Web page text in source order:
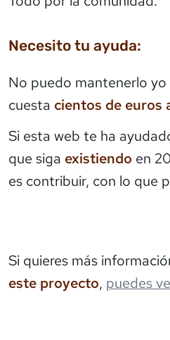
Necesito tu ayuda:
No puedo mantenerlo
cuesta cientos de euros
Si esta web te ha
que siga existiendo en
es contribuir, con lo que
Si quieres más
este proyecto, puedes